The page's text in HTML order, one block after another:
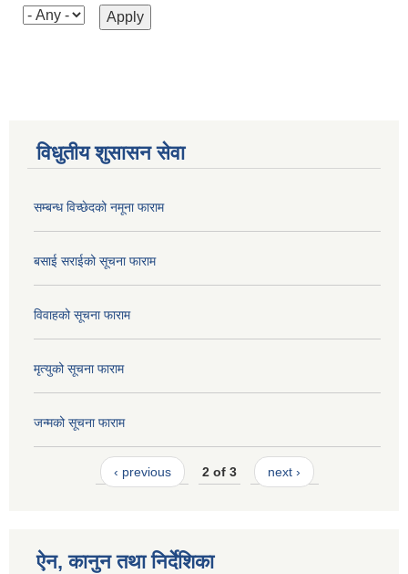
विधुतीय शुसासन सेवा
सम्बन्ध विच्छेदको नमूना फाराम
बसाई सराईको सूचना फाराम
विवाहको सूचना फाराम
मृत्युको सूचना फाराम
जन्मको सूचना फाराम
‹ previous 2 of 3 next ›
ऐन, कानुन तथा निर्देशिका